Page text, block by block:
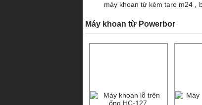
máy khoan từ kèm taro m24 ,
Máy khoan từ Powerbor